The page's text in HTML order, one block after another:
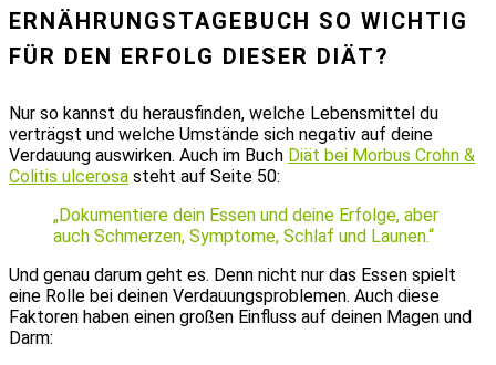
ERNÄHRUNGSTAGEBUCH SO WICHTIG
FÜR DEN ERFOLG DIESER DIÄT?
Nur so kannst du herausfinden, welche Lebensmittel du
verträgst und welche Umstände sich negativ auf deine
Verdauung auswirken. Auch im Buch Diät bei Morbus Crohn &
Colitis ulcerosa steht auf Seite 50:
„Dokumentiere dein Essen und deine Erfolge, aber
auch Schmerzen, Symptome, Schlaf und Launen.“
Und genau darum geht es. Denn nicht nur das Essen spielt
eine Rolle bei deinen Verdauungsproblemen. Auch diese
Faktoren haben einen großen Einfluss auf deinen Magen und
Darm: